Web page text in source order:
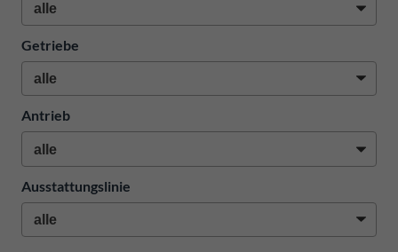
Getriebe
Antrieb
Ausstattungslinie